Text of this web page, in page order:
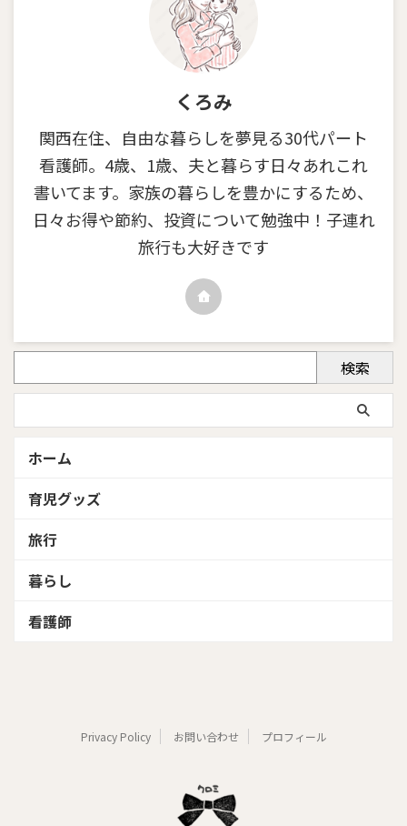
くろみ
関西在住、自由な暮らしを夢見る30代パート
看護師。4歳、1歳、夫と暮らす日々あれこれ
書いてます。家族の暮らしを豊かにするため、
日々お得や節約、投資について勉強中！子連れ
旅行も大好きです
検索
ホーム
育児グッズ
旅行
暮らし
看護師
Privacy Policy お問い合わせ プロフィール